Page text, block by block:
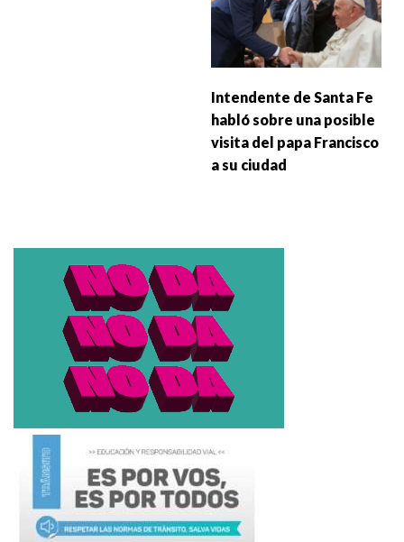
Intendente de Santa Fe
habló sobre una posible
visita del papa Francisco
a su ciudad